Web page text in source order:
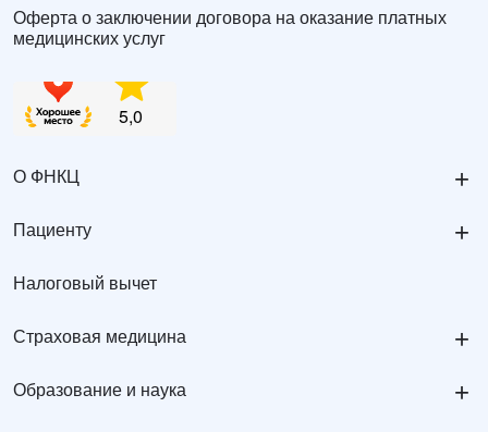
Оферта о заключении договора на оказание платных
медицинских услуг
О ФНКЦ +
Пациенту +
Налоговый вычет
Страховая медицина +
Образование и наука +